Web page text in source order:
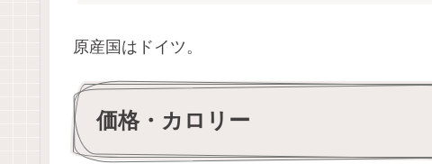
原産国はドイツ。
価格・カロリー